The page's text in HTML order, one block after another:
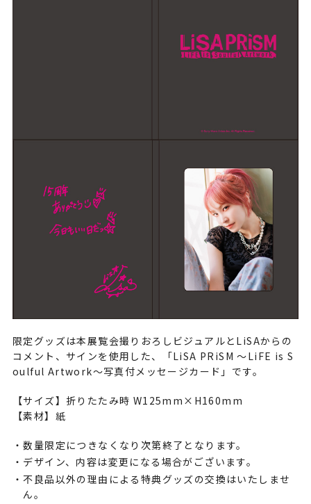
限定グッズは本展覧会撮りおろしビジュアルとLiSAからの
コメント、サインを使用した、「LiSA PRiSM ～LiFE is S
oulful Artwork～写真付メッセージカード」です。
【サイズ】折りたたみ時 W125mm×H160mm
【素材】紙
数量限定につきなくなり次第終了となります。
デザイン、内容は変更になる場合がございます。
不良品以外の理由による特典グッズの交換はいたしませ
ん。